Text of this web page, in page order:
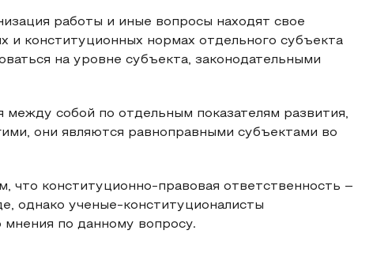
работы и иные вопросы находят свое
и конституционных нормах отдельного субъекта
на уровне субъекта, законодательными
собой по отдельным показателям развития,
они являются равноправными субъектами во
конституционно-правовая ответственность –
однако ученые-конституционалисты
по данному вопросу.